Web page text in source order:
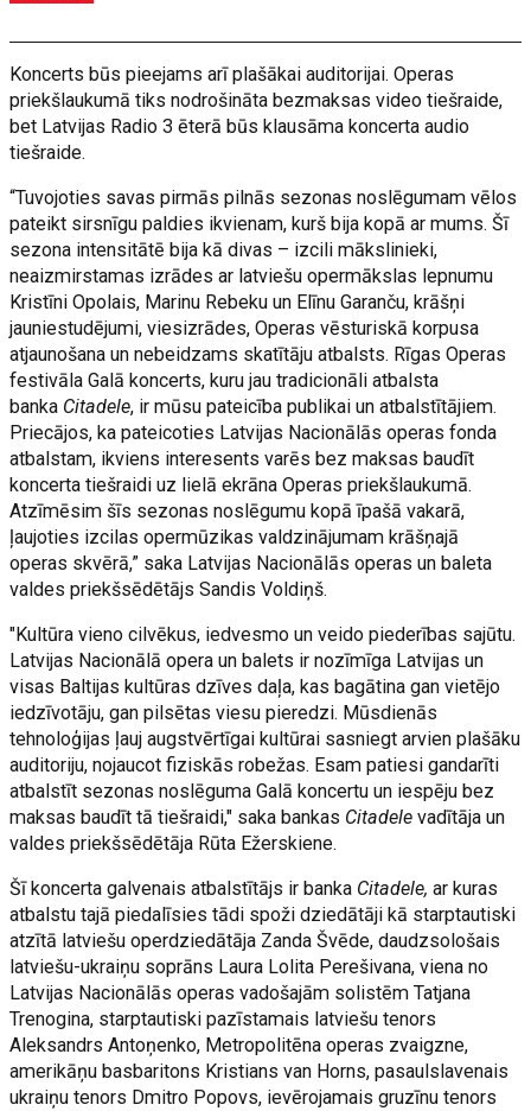
Koncerts būs pieejams arī plašākai auditorijai. Operas
priekšlaukumā tiks nodrošināta bezmaksas video tiešraide,
bet Latvijas Radio 3 ēterā būs klausāma koncerta audio
tiešraide.
“Tuvojoties savas pirmās pilnās sezonas noslēgumam vēlos
pateikt sirsnīgu paldies ikvienam, kurš bija kopā ar mums. Šī
sezona intensitātē bija kā divas – izcili mākslinieki,
neaizmirstamas izrādes ar latviešu opermākslas lepnumu
Kristīni Opolais, Marinu Rebeku un Elīnu Garanču, krāšņi
jauniestudējumi, viesizrādes, Operas vēsturiskā korpusa
atjaunošana un nebeidzams skatītāju atbalsts. Rīgas Operas
festivāla Galā koncerts, kuru jau tradicionāli atbalsta
banka Citadele, ir mūsu pateicība publikai un atbalstītājiem.
Priecājos, ka pateicoties Latvijas Nacionālās operas fonda
atbalstam, ikviens interesents varēs bez maksas baudīt
koncerta tiešraidi uz lielā ekrāna Operas priekšlaukumā.
Atzīmēsim šīs sezonas noslēgumu kopā īpašā vakarā,
ļaujoties izcilas opermūzikas valdzinājumam krāšņajā
operas skvērā,” saka Latvijas Nacionālās operas un baleta
valdes priekšsēdētājs Sandis Voldiņš.
"Kultūra vieno cilvēkus, iedvesmo un veido piederības sajūtu.
Latvijas Nacionālā opera un balets ir nozīmīga Latvijas un
visas Baltijas kultūras dzīves daļa, kas bagātina gan vietējo
iedzīvotāju, gan pilsētas viesu pieredzi. Mūsdienās
tehnoloģijas ļauj augstvērtīgai kultūrai sasniegt arvien plašāku
auditoriju, nojaucot fiziskās robežas. Esam patiesi gandarīti
atbalstīt sezonas noslēguma Galā koncertu un iespēju bez
maksas baudīt tā tiešraidi," saka bankas Citadele vadītāja un
valdes priekšsēdētāja Rūta Ežerskiene.
Šī koncerta galvenais atbalstītājs ir banka Citadele,ar kuras
atbalstu tajā piedalīsies tādi spoži dziedātāji kā starptautiski
atzītā latviešu operdziedātāja Zanda Švēde, daudzsološais
latviešu-ukraiņu soprāns Laura Lolita Perešivana, viena no
Latvijas Nacionālās operas vadošajām solistēm Tatjana
Trenogina, starptautiski pazīstamais latviešu tenors
Aleksandrs Antoņenko, Metropolitēna operas zvaigzne,
amerikāņu basbaritons Kristians van Horns, pasaulslavenais
ukraiņu tenors Dmitro Popovs, ievērojamais gruzīnu tenors